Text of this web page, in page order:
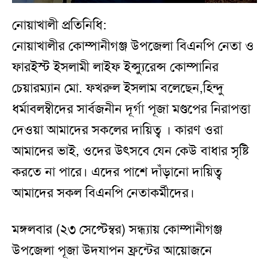
নোয়াখালী প্রতিনিধি:
নোয়াখালীর কোম্পানীগঞ্জ উপজেলা বিএনপি নেতা ও
ফারইস্ট ইসলামী লাইফ ইন্স্যুরেন্স কোম্পানির
চেয়ারম্যান মো. ফখরুল ইসলাম বলেছেন,হিন্দু
ধর্মাবলম্বীদের সার্বজনীন দূর্গা পূজা মণ্ডপের নিরাপত্তা
দেওয়া আমাদের সকলের দায়িত্ব । কারণ ওরা
আমাদের ভাই, ওদের উৎসবে যেন কেউ বাধার সৃষ্টি
করতে না পারে। এদের পাশে দাঁড়ানো দায়িত্ব
আমাদের সকল বিএনপি নেতাকর্মীদের।
মঙ্গলবার (২৩ সেপ্টেম্বর) সন্ধ্যায় কোম্পানীগঞ্জ
উপজেলা পূজা উদযাপন ফ্রন্টের আয়োজনে